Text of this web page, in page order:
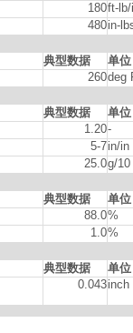
180ft-lb/
480in-
典型数据
单位
260deg
典型数据
单位
1.20-
5-7in/in
25.0g/10
典型数据
单位
88.0%
1.0%
典型数据
单位
0.043inch